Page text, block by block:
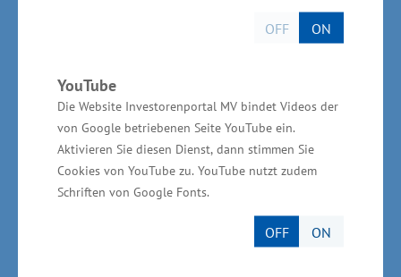
OFF ON
YouTube
Die Website Investorenportal MV bindet Videos der
von Google betriebenen Seite YouTube ein.
Aktivieren Sie diesen Dienst, dann stimmen Sie
Cookies von YouTube zu. YouTube nutzt zudem
Schriften von Google Fonts.
OFF ON
regionalen Wirtschaftsstruktur“ (GRW) in Höhe
Informationen zum Unternehmen Junge
Fahrzeugbau GmbH
Die Junge Fahrzeugbau GmbH wurde 1983 als
Handwerksbetrieb zur Produktion von